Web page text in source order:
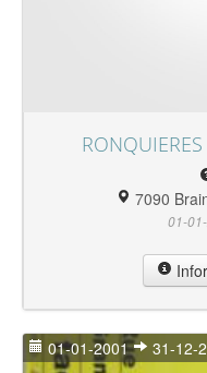
7090
01-
01-01-2001 31-12-